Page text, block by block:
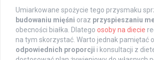
Umiarkowane spożycie tego przysmaku
budowaniu mięśni oraz przyspieszaniu
obecności białka. Dlatego osoby na diecie
na tym skorzystać. Warto jednak pamiętać
odpowiednich proporcji i konsultacji z